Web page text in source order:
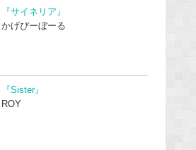
『サイネリア』
かげぴーぼーる
『Sister』
ROY